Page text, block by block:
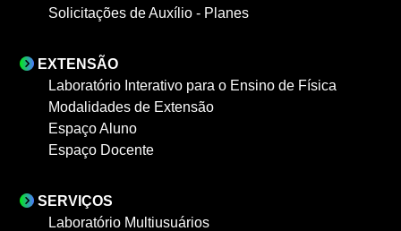
Solicitações de Auxílio - Planes
EXTENSÃO
Laboratório Interativo para o Ensino de Física
Modalidades de Extensão
Espaço Aluno
Espaço Docente
SERVIÇOS
Laboratório Multiusuários